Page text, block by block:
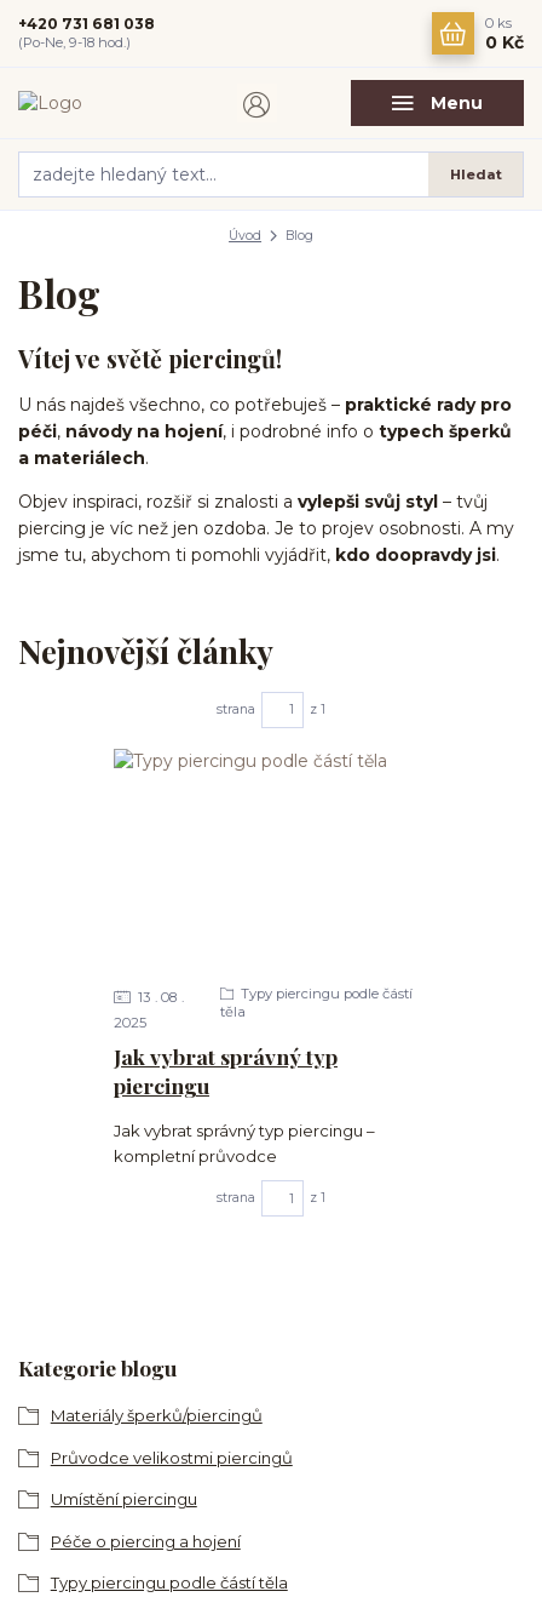
Menu
Hledat
+420 731 681 038
(Po-Ne, 9-18 hod.)
0 ks
0 Kč
Úvod Blog
Kategorie blogu
Materiály šperků/piercingů
Průvodce velikostmi piercingů
Umístění piercingu
Péče o piercing a hojení
Typy piercingu podle částí těla
Blog
Vítej ve světě piercingů!
U nás najdeš všechno, co potřebuješ – praktické rady pro
péči, návody na hojení, i podrobné info o typech šperků
a materiálech.
Objev inspiraci, rozšiř si znalosti a vylepši svůj styl – tvůj
piercing je víc než jen ozdoba. Je to projev osobnosti. A my
jsme tu, abychom ti pomohli vyjádřit, kdo doopravdy jsi.
Nejnovější články
strana z 1
Jak vybrat správný typ
piercingu
13
08
2025
Typy piercingu podle částí
těla
Jak vybrat správný typ piercingu –
kompletní průvodce
strana z 1